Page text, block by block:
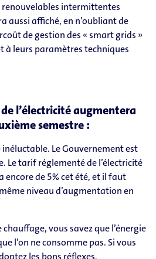
intermittentes
aussi affiché, en n’oubliant de
de gestion des « smart grids »
à leurs paramètres techniques
l’électricité augmentera
semestre :
inéluctable. Le Gouvernement est
Le tarif réglementé de l’électricité
de 5% cet été, et il faut
niveau d’augmentation en
vous savez que l’énergie
l’on ne consomme pas. Si vous
les bons réflexes,